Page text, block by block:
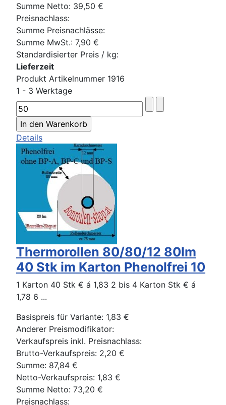
Summe Netto: 39,50 €
Preisnachlass:
Summe Preisnachlässe:
Summe MwSt.: 7,90 €
Standardisierter Preis / kg:
Lieferzeit
Produkt Artikelnummer 1916
1 - 3 Werktage
Details
Thermorollen 80/80/12 80lm
40 Stk im Karton Phenolfrei 10
1 Karton 40 Stk € á 1,83 2 bis 4 Karton Stk € á
1,78 6 ...
Basispreis für Variante: 1,83 €
Anderer Preismodifikator:
Verkaufspreis inkl. Preisnachlass:
Brutto-Verkaufspreis: 2,20 €
Summe: 87,84 €
Netto-Verkaufspreis: 1,83 €
Summe Netto: 73,20 €
Preisnachlass: